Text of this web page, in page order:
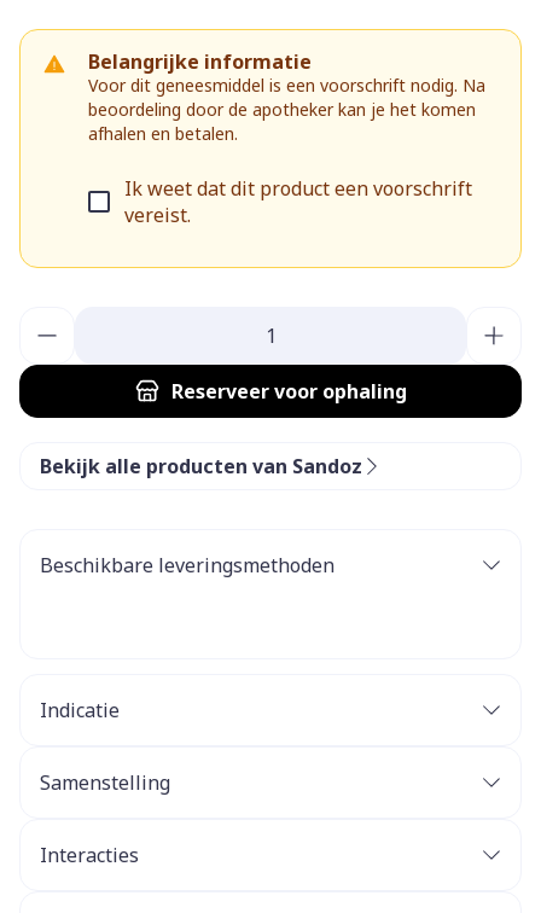
Belangrijke informatie
Voor dit geneesmiddel is een voorschrift nodig. Na
beoordeling door de apotheker kan je het komen
afhalen en betalen.
Ik weet dat dit product een voorschrift
vereist.
Reserveervoor ophaling
Bekijk alle producten van Sandoz
Beschikbare leveringsmethoden
Indicatie
Samenstelling
Interacties